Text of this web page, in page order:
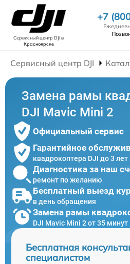
Сервисный центр DJIв
Красноярске
+7
Сервисный центр DJI
Замена рамы
DJI Mavic Mini 2
Официальный сервис
Гарантийное
квадрокоптера DJI до 3 лет
Диагностика за наш
ремонт по желанию
Бесплатный выезд
в день обращения
Замена рамы
DJI Mavic Mini 2 от 35 минут
Бесплатная
специалистом